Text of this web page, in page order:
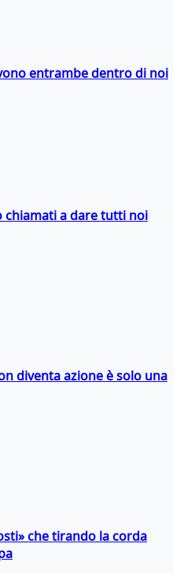
entrambe dentro di noi
a dare tutti noi
diventa azione è solo una
che tirando la corda